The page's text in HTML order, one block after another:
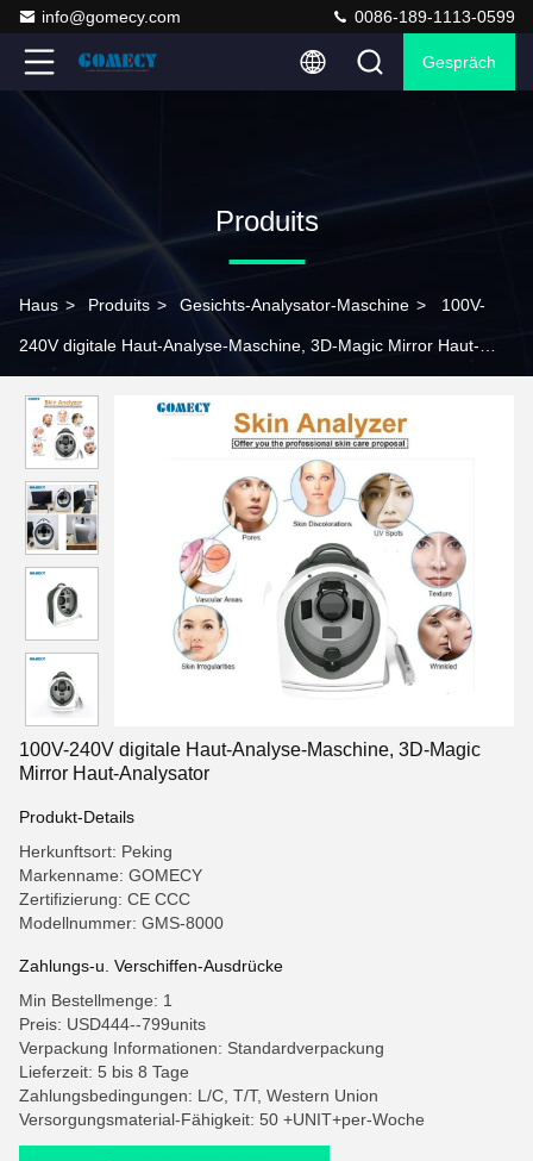
info@gomecy.com 0086-189-1113-0599
Gespräch
Produits
Haus > Produits > Gesichts-Analysator-Maschine > 100V-
240V digitale Haut-Analyse-Maschine, 3D-Magic Mirror Haut-
100V-240V digitale Haut-Analyse-Maschine, 3D-Magic
Mirror Haut-Analysator
Produkt-Details
Herkunftsort: Peking
Markenname: GOMECY
Zertifizierung: CE CCC
Modellnummer: GMS-8000
Zahlungs-u. Verschiffen-Ausdrücke
Min Bestellmenge: 1
Preis: USD444--799units
Verpackung Informationen: Standardverpackung
Lieferzeit: 5 bis 8 Tage
Zahlungsbedingungen: L/C, T/T, Western Union
Versorgungsmaterial-Fähigkeit: 50 +UNIT+per-Woche